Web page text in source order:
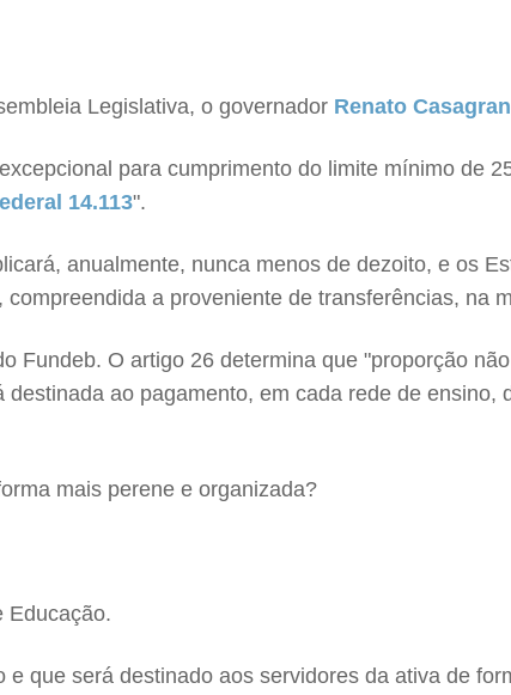
Legislativa, o governador Renato
para cumprimento do limite mínimo de
14.113".
anualmente, nunca menos de dezoito, e os
a proveniente de transferências, na
Fundeb. O artigo 26 determina que "proporção
ao pagamento, em cada rede de
mais perene e organizada?
Educação.
que será destinado aos servidores da ativa de